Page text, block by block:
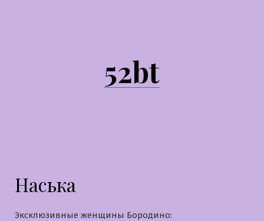
52bt
Наська
Эксклюзивные женщины Бородино: